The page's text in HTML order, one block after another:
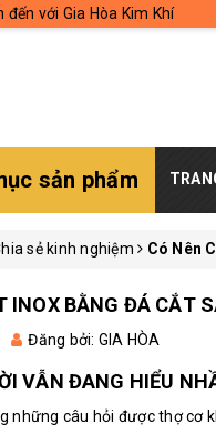
với Gia Hòa Kim Khí
sản phẩm
sẻ kinh nghiệm Có Nên
INOX BẰNG ĐÁ CẮT
Đăng bởi: GIA HÒA
VẪN ĐANG HIỂU
những câu hỏi được thợ cơ